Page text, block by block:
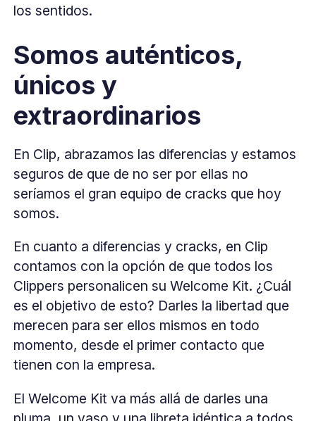
los sentidos.
Somos auténticos,
únicos y
extraordinarios
En Clip, abrazamos las diferencias y estamos
seguros de que de no ser por ellas no
seríamos el gran equipo de cracks que hoy
somos.
En cuanto a diferencias y cracks, en Clip
contamos con la opción de que todos los
Clippers personalicen su Welcome Kit. ¿Cuál
es el objetivo de esto? Darles la libertad que
merecen para ser ellos mismos en todo
momento, desde el primer contacto que
tienen con la empresa.
El Welcome Kit va más allá de darles una